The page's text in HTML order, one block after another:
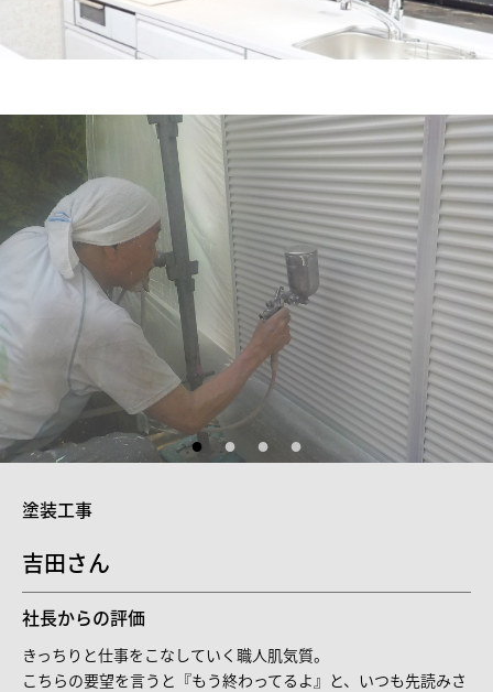
塗装工事
吉田さん
社長からの評価
きっちりと仕事をこなしていく職人肌気質。
こちらの要望を言うと『もう終わってるよ』と、いつも先読みさ